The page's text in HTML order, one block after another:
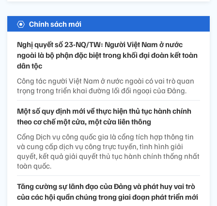
Chính sách mới
Nghị quyết số 23-NQ/TW: Người Việt Nam ở nước
ngoài là bộ phận đặc biệt trong khối đại đoàn kết toàn
dân tộc
Công tác người Việt Nam ở nước ngoài có vai trò quan
trọng trong triển khai đường lối đối ngoại của Đảng.
Một số quy định mới về thực hiện thủ tục hành chính
theo cơ chế một cửa, một cửa liên thông
Cổng Dịch vụ công quốc gia là cổng tích hợp thông tin
và cung cấp dịch vụ công trực tuyến, tình hình giải
quyết, kết quả giải quyết thủ tục hành chính thống nhất
toàn quốc.
Tăng cường sự lãnh đạo của Đảng và phát huy vai trò
của các hội quần chúng trong giai đoạn phát triển mới